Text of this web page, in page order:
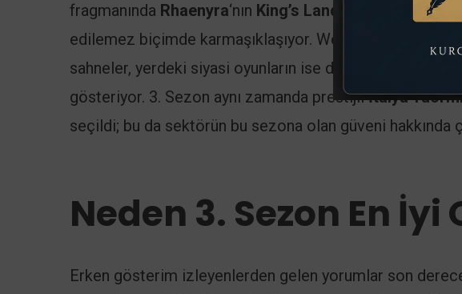
fragmanında Rhaenyra‘nın King’s Landing
‘i ele
edilemez biçimde karmaşıklaşıyor. Westeros
sahneler, yerdeki siyasi oyunların ise daha öncesinden
gösteriyor. 3. Sezon aynı zamanda prestijliİtalya
seçildi; bu da sektörün bu sezona olan güveni hakkında
Neden 3. Sezon En İyi
Erken gösterim izleyenlerden gelen yorumlar son